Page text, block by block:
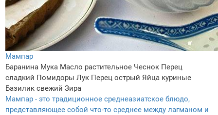
Мампар
Баранина Мука Масло растительное Чеснок Перец
сладкий Помидоры Лук Перец острый Яйца куриные
Базилик свежий Зира
Мампар - это традиционное среднеазиатское блюдо,
представляющее собой что-то среднее между лагманом и